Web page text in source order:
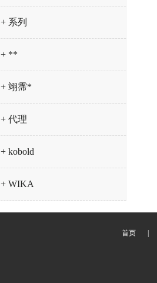
+ 系列
+ **
+ 翊霈*
+ 代理
+ kobold
+ WIKA
首页